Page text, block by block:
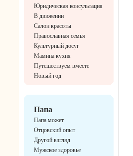
Юридическая консультация
В движении
Салон красоты
Православная семья
Культурный досуг
Мамина кухня
Путешествуем вместе
Новый год
Папа
Папа может
Отцовский опыт
Другой взгляд
Мужское здоровье